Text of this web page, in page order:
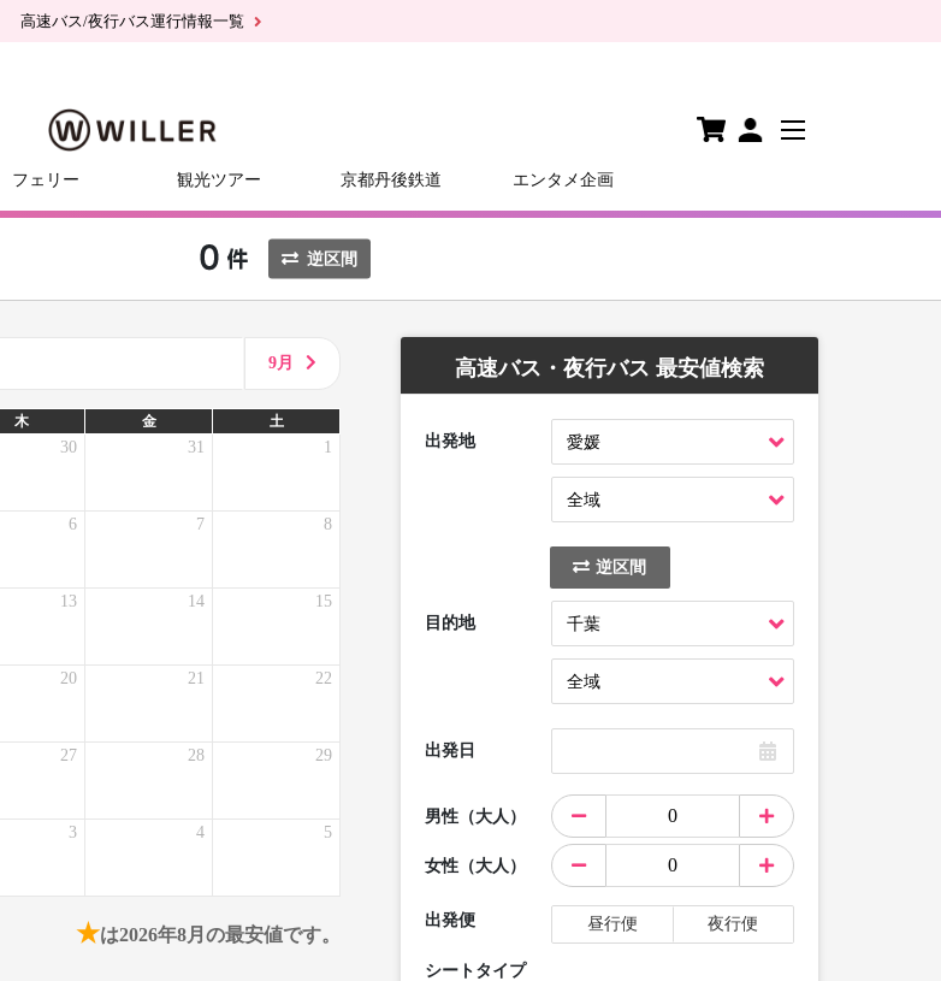
高速バス/夜行バス運行情報一覧
フェリー 観光ツアー 京都丹後鉄道 エンタメ企画
逆区間
9月
木 金 土
30 31 1
6 7 8
13 14 15
20 21 22
27 28 29
3 4 5
★は2026年8月の最安値です。
高速バス・夜行バス 最安値検索
出発地
逆区間
目的地
出発日
男性（大人）
女性（大人）
出発便 昼行便 夜行便
シートタイプ